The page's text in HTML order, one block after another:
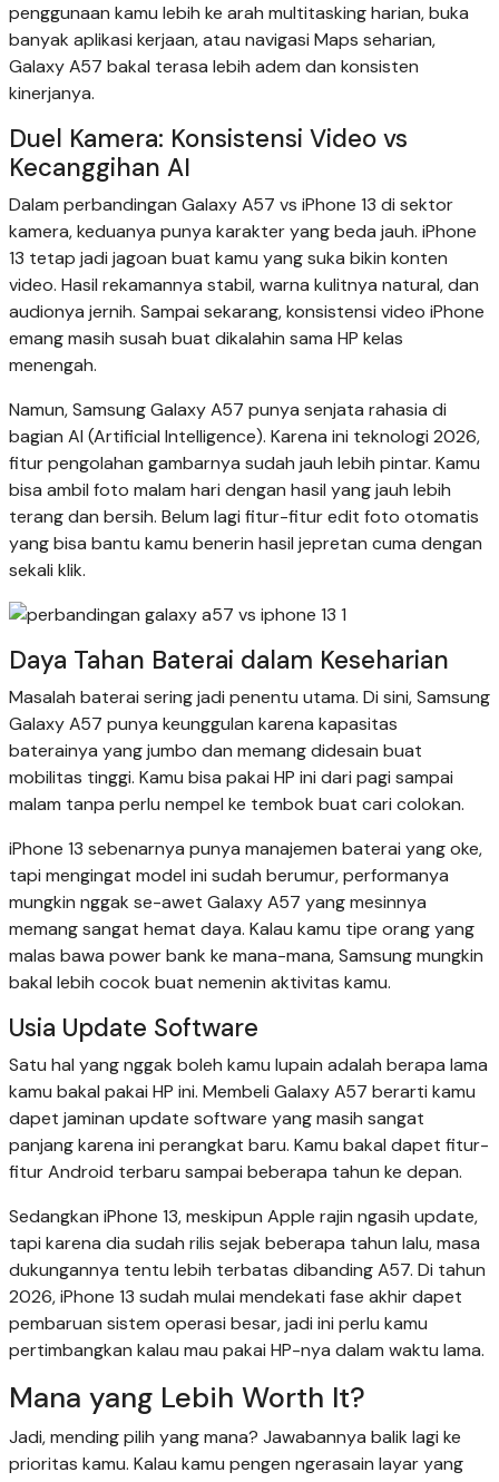
penggunaan kamu lebih ke arah multitasking harian, buka
banyak aplikasi kerjaan, atau navigasi Maps seharian,
Galaxy A57 bakal terasa lebih adem dan konsisten
kinerjanya.
Duel Kamera: Konsistensi Video vs
Kecanggihan AI
Dalam perbandingan Galaxy A57 vs iPhone 13 di sektor
kamera, keduanya punya karakter yang beda jauh. iPhone
13 tetap jadi jagoan buat kamu yang suka bikin konten
video. Hasil rekamannya stabil, warna kulitnya natural, dan
audionya jernih. Sampai sekarang, konsistensi video iPhone
emang masih susah buat dikalahin sama HP kelas
menengah.
Namun, Samsung Galaxy A57 punya senjata rahasia di
bagian AI (Artificial Intelligence). Karena ini teknologi 2026,
fitur pengolahan gambarnya sudah jauh lebih pintar. Kamu
bisa ambil foto malam hari dengan hasil yang jauh lebih
terang dan bersih. Belum lagi fitur-fitur edit foto otomatis
yang bisa bantu kamu benerin hasil jepretan cuma dengan
sekali klik.
Daya Tahan Baterai dalam Keseharian
Masalah baterai sering jadi penentu utama. Di sini, Samsung
Galaxy A57 punya keunggulan karena kapasitas
baterainya yang jumbo dan memang didesain buat
mobilitas tinggi. Kamu bisa pakai HP ini dari pagi sampai
malam tanpa perlu nempel ke tembok buat cari colokan.
iPhone 13 sebenarnya punya manajemen baterai yang oke,
tapi mengingat model ini sudah berumur, performanya
mungkin nggak se-awet Galaxy A57 yang mesinnya
memang sangat hemat daya. Kalau kamu tipe orang yang
malas bawa power bank ke mana-mana, Samsung mungkin
bakal lebih cocok buat nemenin aktivitas kamu.
Usia Update Software
Satu hal yang nggak boleh kamu lupain adalah berapa lama
kamu bakal pakai HP ini. Membeli Galaxy A57 berarti kamu
dapet jaminan update software yang masih sangat
panjang karena ini perangkat baru. Kamu bakal dapet fitur-
fitur Android terbaru sampai beberapa tahun ke depan.
Sedangkan iPhone 13, meskipun Apple rajin ngasih update,
tapi karena dia sudah rilis sejak beberapa tahun lalu, masa
dukungannya tentu lebih terbatas dibanding A57. Di tahun
2026, iPhone 13 sudah mulai mendekati fase akhir dapet
pembaruan sistem operasi besar, jadi ini perlu kamu
pertimbangkan kalau mau pakai HP-nya dalam waktu lama.
Mana yang Lebih Worth It?
Jadi, mending pilih yang mana? Jawabannya balik lagi ke
prioritas kamu. Kalau kamu pengen ngerasain layar yang